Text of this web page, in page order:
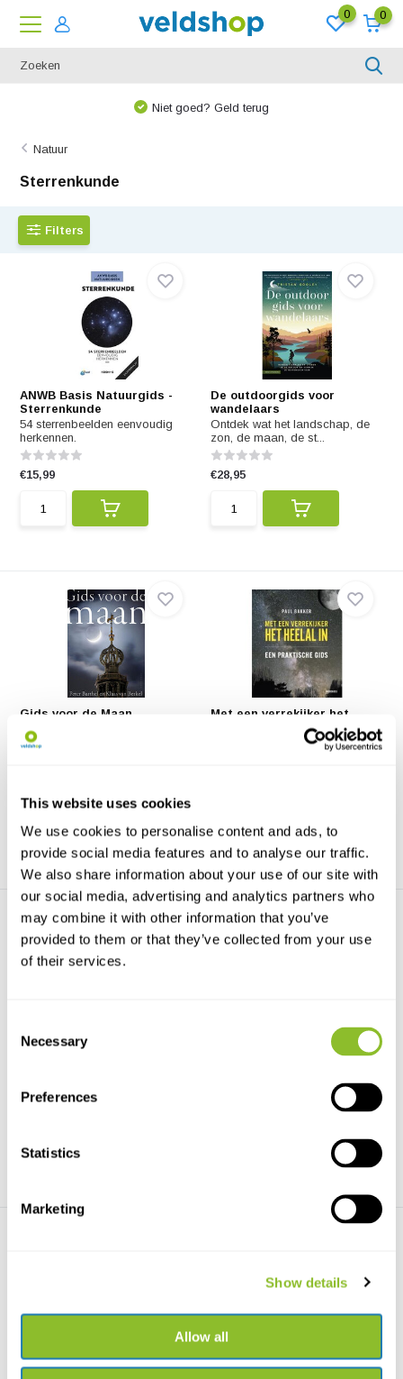
This website uses cookies
We use cookies to personalise content and ads, to
provide social media features and to analyse our traffic.
We also share information about your use of our site with
our social media, advertising and analytics partners who
may combine it with other information that you’ve
provided to them or that they’ve collected from your use
of their services.
Selection
Necessary
Preferences
Statistics
Marketing
Show details
Allow all
0 0
Niet goed? Geld terug
Natuur
Sterrenkunde
Filters
ANWB Basis Natuurgids -
Sterrenkunde
54 sterrenbeelden eenvoudig
herkennen.
€15,99
De outdoorgids voor
wandelaars
Ontdek wat het landschap, de
zon, de maan, de st...
€28,95
Gids voor de Maan
Binnenkort lopen er
waarschijnlijk opnieuw mense...
Met een verrekijker het
Met een verrekijker het heelal in
As the sun sets and humanity
Praktijkboek Weer- en
De honderden foto's in het boek
Live chat
Chat met een van onze medewerkers